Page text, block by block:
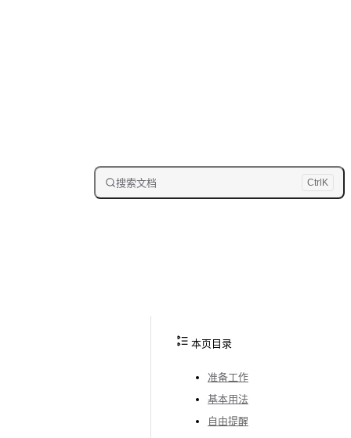
搜索文档 Ctrl K
本页目录
准备工作
基本用法
自由提醒